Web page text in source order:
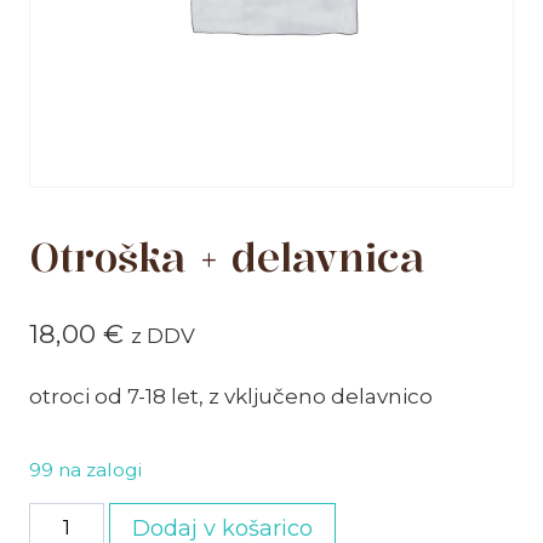
Otroška + delavnica
18,00 € z DDV
otroci od 7-18 let, z vključeno delavnico
99 na zalogi
Otroška
Dodaj v košarico